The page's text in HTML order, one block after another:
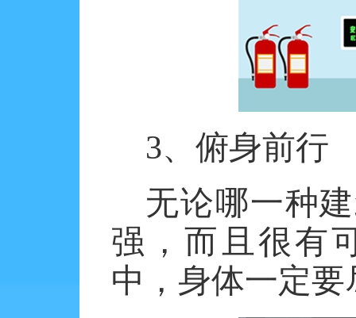
3、俯身前行
无论哪一种
强，而且很有
中，身体一定